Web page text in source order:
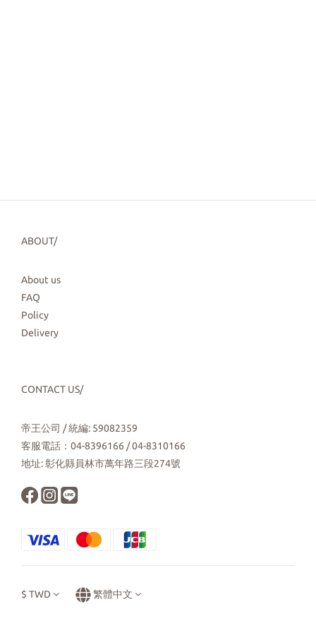
ABOUT/
About us
FAQ
Policy
Delivery
CONTACT US/
帝王公司 / 統編: 59082359
客服電話：04-8396166 / 04-8310166
地址: 彰化縣員林市萬年路三段274號
$ TWD 繁體中文